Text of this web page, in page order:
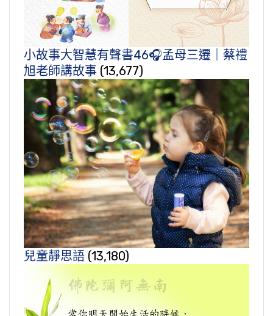
小故事大智慧有聲書46🎧孟母三遷｜蔡禮
旭老師講故事 (13,677)
兒童靜思語 (13,180)